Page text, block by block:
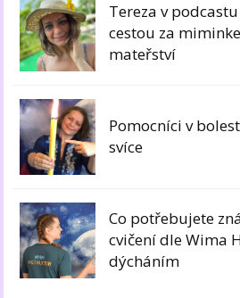
Tereza v
cestou za
mateřství
Pomocníci v
svíce
Co potřebujete
cvičení dle Wima
dýcháním